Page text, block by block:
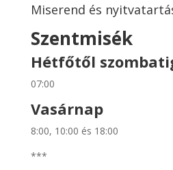
Miserend és
Szentmisék
Hétfőtől
07:00
Vasárnap
8:00, 10:00 és 18:00
***